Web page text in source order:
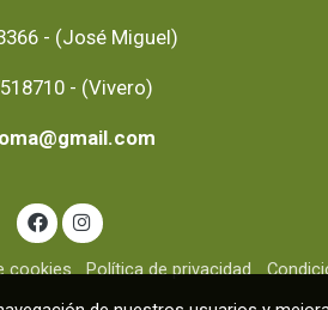
- (José Miguel)
- (Vivero)
cookies Política de privacidad